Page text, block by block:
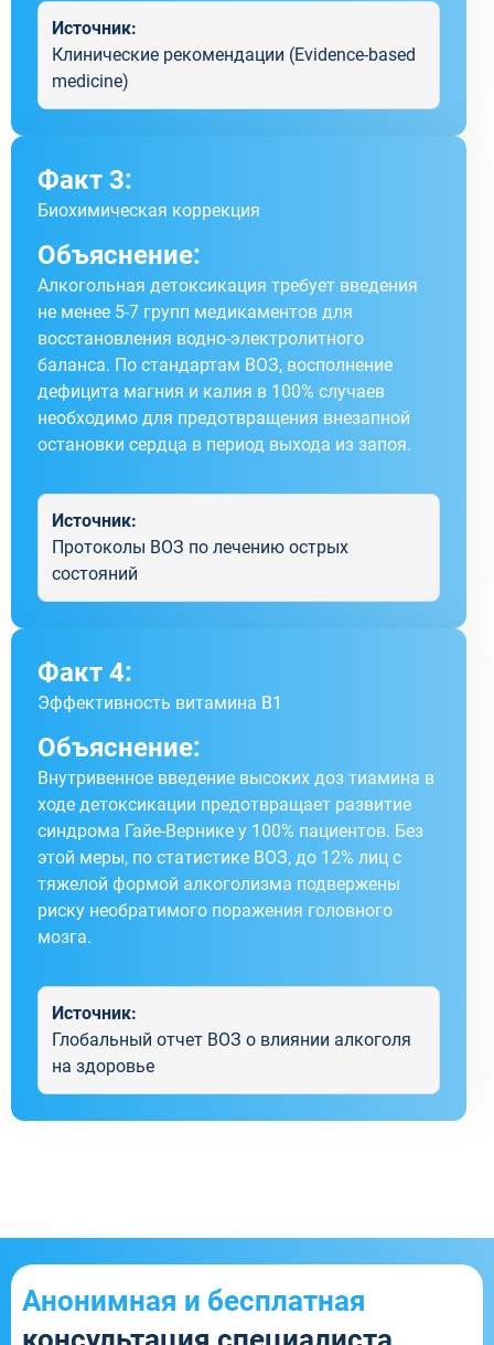
Источник:
Клинические рекомендации (Evidence-based
medicine)
Факт 3:
Биохимическая коррекция
Объяснение:
Алкогольная детоксикация требует введения
не менее 5-7 групп медикаментов для
восстановления водно-электролитного
баланса. По стандартам ВОЗ, восполнение
дефицита магния и калия в 100% случаев
необходимо для предотвращения внезапной
остановки сердца в период выхода из запоя.
Источник:
Протоколы ВОЗ по лечению острых
состояний
Факт 4:
Эффективность витамина B1
Объяснение:
Внутривенное введение высоких доз тиамина в
ходе детоксикации предотвращает развитие
синдрома Гайе-Вернике у 100% пациентов. Без
этой меры, по статистике ВОЗ, до 12% лиц с
тяжелой формой алкоголизма подвержены
риску необратимого поражения головного
мозга.
Источник:
Глобальный отчет ВОЗ о влиянии алкоголя
на здоровье
Анонимная и бесплатная